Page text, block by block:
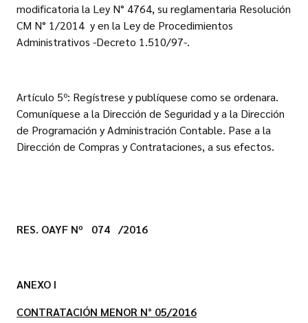
modificatoria la Ley N° 4764, su reglamentaria Resolución
CM N° 1/2014 y en la Ley de Procedimientos
Administrativos -Decreto 1.510/97-.
Artículo 5º: Regístrese y publíquese como se ordenara.
Comuníquese a la Dirección de Seguridad y a la Dirección
de Programación y Administración Contable. Pase a la
Dirección de Compras y Contrataciones, a sus efectos.
RES. OAYF Nº 074 /2016
ANEXO I
CONTRATACIÓN MENOR N° 05/2016